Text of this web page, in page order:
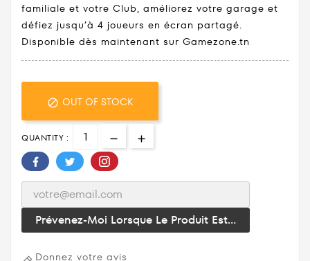
familiale et votre Club, améliorez votre garage et
défiez jusqu’à 4 joueurs en écran partagé.
Disponible dès maintenant sur Gamezone.tn
 OUT OF STOCK
QUANTITY :
Prévenez-Moi Lorsque Le Produit Est...
Donnez votre avis